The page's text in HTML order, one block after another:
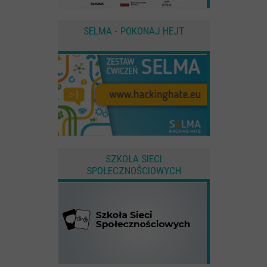
SELMA - POKONAJ HEJT
SZKOŁA SIECI
SPOŁECZNOŚCIOWYCH